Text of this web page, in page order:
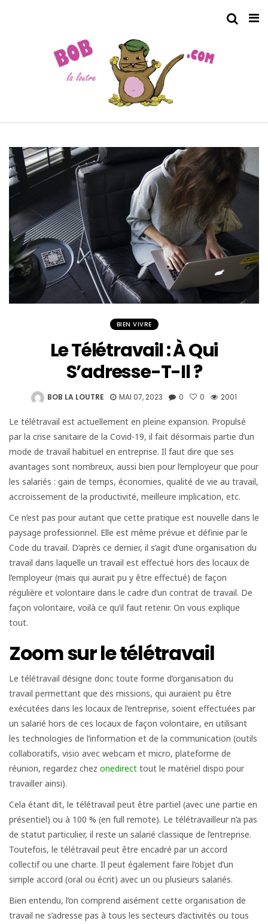
BIEN VIVRE
Le Télétravail : À Qui
S’adresse-T-Il ?
BOB LA LOUTRE MAI 07, 2023 0 0 2001
Le télétravail est actuellement en pleine expansion. Propulsé
par la crise sanitaire de la Covid-19, il fait désormais partie d’un
mode de travail habituel en entreprise. Il faut dire que ses
avantages sont nombreux, aussi bien pour l’employeur que pour
les salariés : gain de temps, économies, qualité de vie au travail,
accroissement de la productivité, meilleure implication, etc.
Ce n’est pas pour autant que cette pratique est nouvelle dans le
paysage professionnel. Elle est même prévue et définie par le
Code du travail. D’après ce dernier, il s’agit d’une organisation du
travail dans laquelle un travail est effectué hors des locaux de
l’employeur (mais qui aurait pu y être effectué) de façon
régulière et volontaire dans le cadre d’un contrat de travail. De
façon volontaire, voilà ce qu’il faut retenir. On vous explique
tout.
Zoom sur le télétravail
Le télétravail désigne donc toute forme d’organisation du
travail permettant que des missions, qui auraient pu être
exécutées dans les locaux de l’entreprise, soient effectuées par
un salarié hors de ces locaux de façon volontaire, en utilisant
les technologies de l’information et de la communication (outils
collaboratifs, visio avec webcam et micro, plateforme de
réunion, regardez chez onedirect tout le matériel dispo pour
travailler ainsi).
Cela étant dit, le télétravail peut être partiel (avec une partie en
présentiel) ou à 100 % (en full remote). Le télétravailleur n’a pas
de statut particulier, il reste un salarié classique de l’entreprise.
Toutefois, le télétravail peut être encadré par un accord
collectif ou une charte. Il peut également faire l’objet d’un
simple accord (oral ou écrit) avec un ou plusieurs salariés.
Bien entendu, l’on comprend aisément cette organisation de
travail ne s’adresse pas à tous les secteurs d’activités ou tous